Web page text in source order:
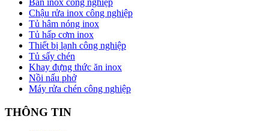
Bàn inox công nghiệp
Chậu rửa inox công nghiệp
Tủ hâm nóng inox
Tủ hấp cơm inox
Thiết bị lạnh công nghiệp
Tủ sấy chén
Khay đựng thức ăn inox
Nồi nấu phở
Máy rửa chén công nghiệp
THÔNG TIN